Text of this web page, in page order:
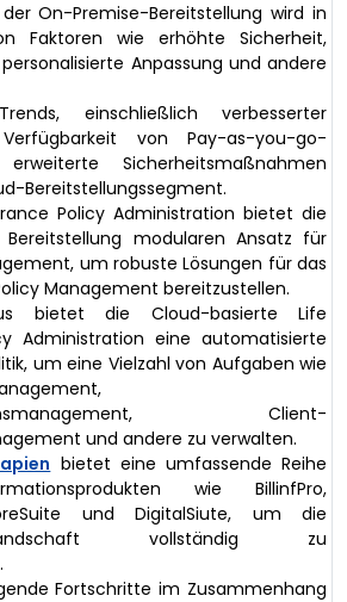
On-Premise-Bereitstellung wird in
Faktoren wie erhöhte Sicherheit,
Anpassung und andere
einschließlich verbesserter
Verfügbarkeit von Pay-as-you-go-
Sicherheitsmaßnahmen
Bereitstellungssegment.
Policy Administration bietet die
Bereitstellung modularen Ansatz für
um robuste Lösungen für das
Management bereitzustellen.
bietet die Cloud-basierte Life
Administration eine automatisierte
um eine Vielzahl von Aufgaben wie
Client-
und andere zu verwalten.
bietet eine umfassende Reihe
wie BillinfPro,
und DigitalSiute, um die
vollständig zu
Fortschritte im Zusammenhang